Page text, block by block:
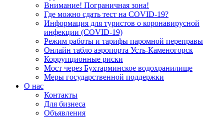
Внимание! Пограничная зона!
Где можно сдать тест на COVID-19?
Информация для туристов о коронавирусной
инфекции (COVID-19)
Режим работы и тарифы паромной переправы
Онлайн табло аэропорта Усть-Каменогорск
Коррупционные риски
Мост через Бухтарминское водохранилище
Меры государственной поддержки
О нас
Контакты
Для бизнеса
Объявления